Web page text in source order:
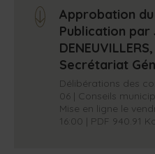
arrow_down
Approbation du
Publication par
Secrétariat
Délibérations des
06 | Conseils
Mise en ligne le
16:00 | PDF 940.91